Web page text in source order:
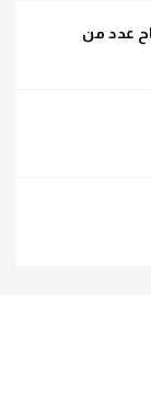
عدد من